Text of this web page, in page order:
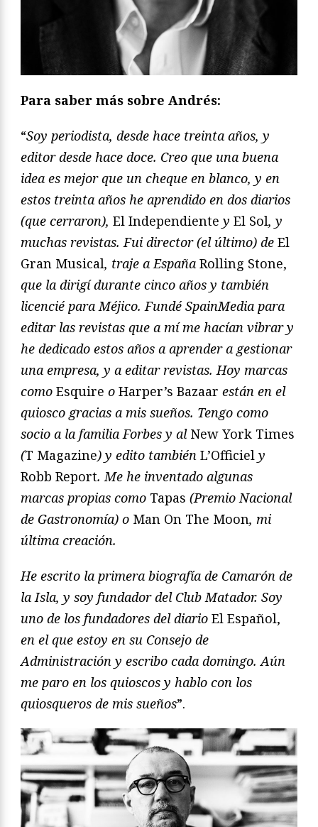
Para saber más sobre Andrés:
“Soy periodista, desde hace treinta años, y
editor desde hace doce. Creo que una buena
idea es mejor que un cheque en blanco, y en
estos treinta años he aprendido en dos diarios
(que cerraron), El Independiente y El Sol, y
muchas revistas. Fui director (el último) de El
Gran Musical, traje a España Rolling Stone,
que la dirigí durante cinco años y también
licencié para Méjico. Fundé SpainMedia para
editar las revistas que a mí me hacían vibrar y
he dedicado estos años a aprender a gestionar
una empresa, y a editar revistas. Hoy marcas
como Esquire o Harper’s Bazaar están en el
quiosco gracias a mis sueños. Tengo como
socio a la familia Forbes y al New York Times
(T Magazine) y edito también L’Officiel y
Robb Report. Me he inventado algunas
marcas propias como Tapas (Premio Nacional
de Gastronomía) o Man On The Moon, mi
última creación.
He escrito la primera biografía de Camarón de
la Isla, y soy fundador del Club Matador. Soy
uno de los fundadores del diario El Español,
en el que estoy en su Consejo de
Administración y escribo cada domingo. Aún
me paro en los quioscos y hablo con los
quiosqueros de mis sueños”.